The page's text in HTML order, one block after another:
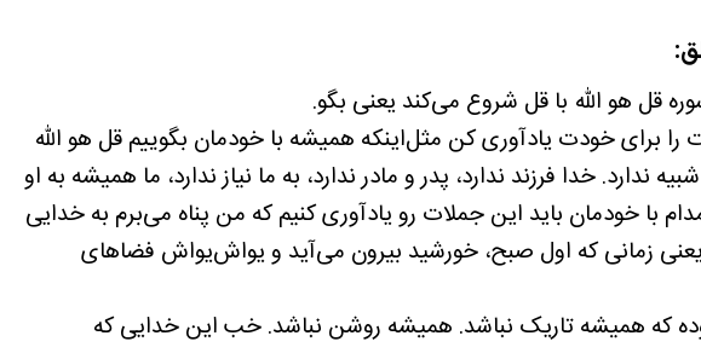
قل هو الله با قل شروع می‌کند یعنی بگو.
برای خودت یادآوری کن مثل‌اینکه همیشه با خودمان بگوییم قل هو الله
ندارد. خدا فرزند ندارد، پدر و مادر ندارد، به ما نیاز ندارد، ما همیشه به او
با خودمان باید این جملات رو یادآوری کنیم که من پناه می‌برم به خدایی
زمانی که اول صبح، خورشید بیرون می‌آید و یواش‌یواش فضاهای
که همیشه تاریک نباشد. همیشه روشن نباشد. خب این خدایی که